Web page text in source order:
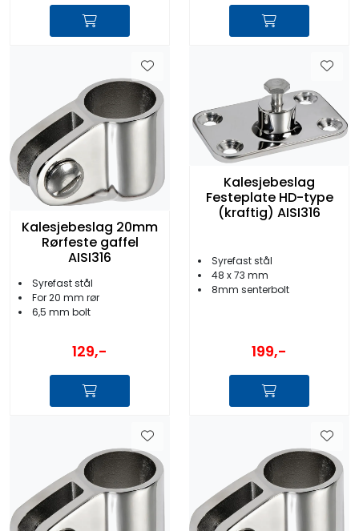
Kalesjebeslag 20mm
Rørfeste gaffel
AISI316
Syrefast stål
For 20 mm rør
6,5 mm bolt
129,-
Kalesjebeslag
Festeplate HD-type
(kraftig) AISI316
Syrefast stål
48 x 73 mm
8mm senterbolt
199,-